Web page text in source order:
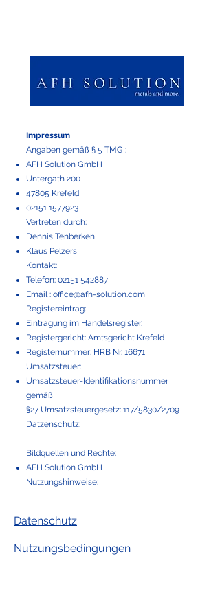
Impressum
Angaben gemäß § 5 TMG :
AFH Solution GmbH
Untergath 200
47805 Krefeld
02151 1577923
Vertreten durch:
Dennis Tenberken
Klaus Pelzers
Kontakt:
Telefon: 02151 542887
Email : office@afh-solution.com
Registereintrag:
Eintragung im Handelsregister.
Registergericht: Amtsgericht Krefeld
Registernummer: HRB Nr. 16671
Umsatzsteuer:
Umsatzsteuer-Identifikationsnummer
gemäß
§27 Umsatzsteuergesetz: 117/5830/2709
Datzenschutz:
Bildquellen und Rechte:
AFH Solution GmbH
Nutzungshinweise:
Datenschutz
Nutzungsbedingungen